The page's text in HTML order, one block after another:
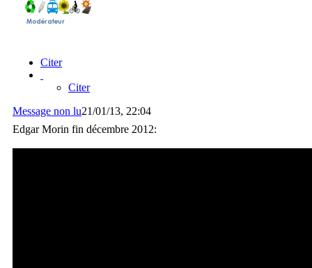
Citer
Citer
Message non lu21/01/13, 22:04
Edgar Morin fin décembre 2012: